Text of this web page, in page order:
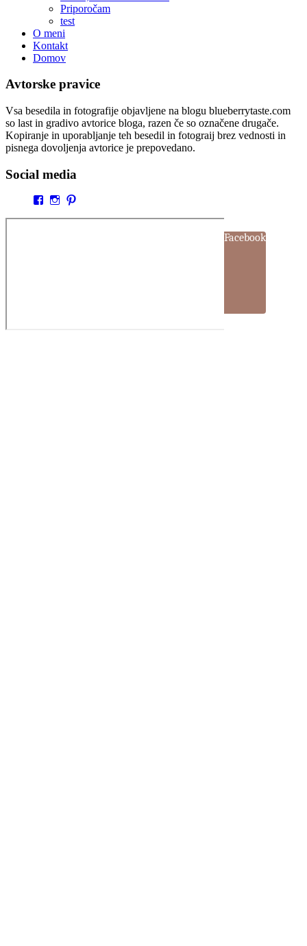
Priporočam
test
O meni
Kontakt
Domov
Avtorske pravice
Vsa besedila in fotografije objavljene na blogu blueberrytaste.com
so last in gradivo avtorice bloga, razen če so označene drugače.
Kopiranje in uporabljanje teh besedil in fotograij brez vednosti in
pisnega dovoljenja avtorice je prepovedano.
Social media
Facebook